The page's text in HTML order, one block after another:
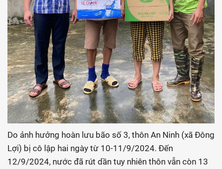
Do ảnh hưởng hoàn lưu bão số 3, thôn An Ninh (xã Đông
Lợi) bị cô lập hai ngày từ 10-11/9/2024. Đến
12/9/2024, nước đã rút dần tuy nhiên thôn vẫn còn 13